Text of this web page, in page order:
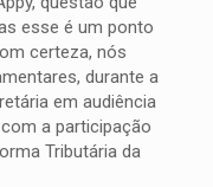
esse é um ponto
certeza, nós
durante a
em audiência
a participação
Tributária da